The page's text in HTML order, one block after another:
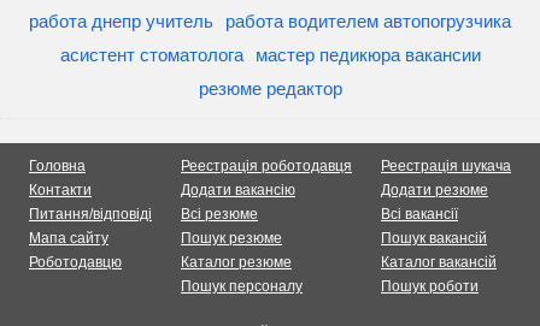
работа днепр учитель
работа водителем автопогрузчика
асистент стоматолога
мастер педикюра вакансии
резюме редактор
Головна
Контакти
Питання/відповіді
Мапа сайту
Роботодавцю
Реестрація роботодавця
Додати вакансію
Всі резюме
Пошук резюме
Каталог резюме
Пошук персоналу
Реестрація шукача
Додати резюме
Всі вакансії
Пошук вакансій
Каталог вакансій
Пошук роботи